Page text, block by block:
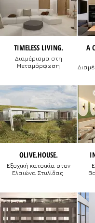
TIMELESS LIVING.
Διαμέρισμα στη
Μεταμόρφωση
Α
OLIVE.HOUSE.
Εξοχική κατοικία στον
Ελαιώνα Στυλίδας